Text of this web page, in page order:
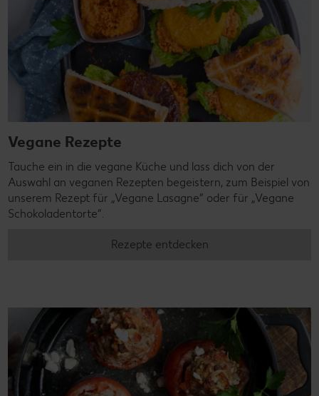
Vegane Rezepte
Tauche ein in die vegane Küche und lass dich von der
Auswahl an veganen Rezepten begeistern, zum Beispiel von
unserem Rezept für „Vegane Lasagne“ oder für „Vegane
Schokoladentorte“.
Rezepte entdecken